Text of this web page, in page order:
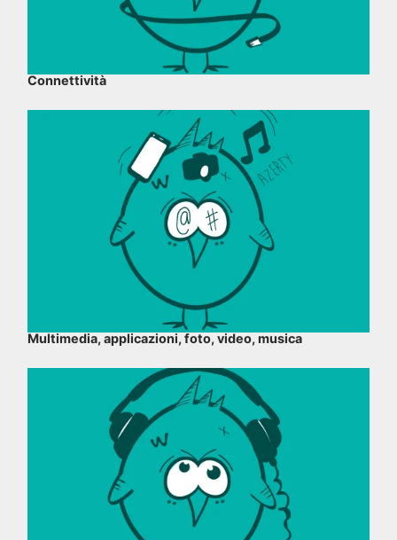
Connettività
Multimedia, applicazioni, foto, video, musica